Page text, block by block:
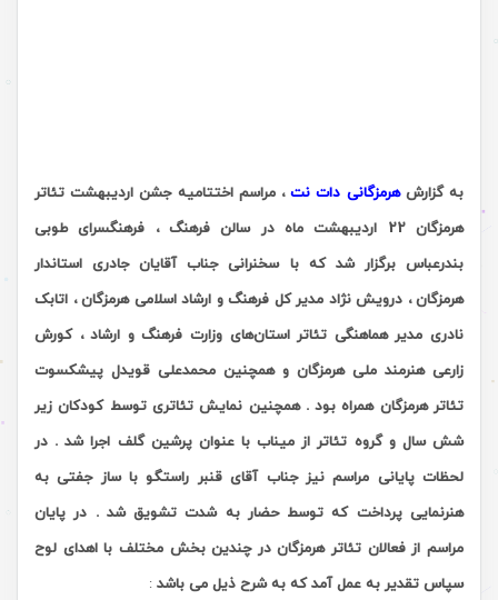
به گزارشهرمزگانی دات نت، مراسم اختتامیه جشن اردیبهشت تئاتر
هرمزگان 22 اردیبهشت ماه در سالن فرهنگ ، فرهنگسرای طوبی
بندرعباس برگزار شد که با سخنرانی جناب آقایان جادری استاندار
هرمزگان ، درویش نژاد مدیر کل فرهنگ و ارشاد اسلامی هرمزگان ، اتابک
نادری مدیر هماهنگی تئاتر استان‌های وزارت فرهنگ و ارشاد ، کورش
زارعی هنرمند ملی هرمزگان و همچنین محمدعلی قویدل پیشکسوت
تئاتر هرمزگان همراه بود . همچنین نمایش تئاتری توسط کودکان زیر
شش سال و گروه تئاتر از میناب با عنوان پرشین گلف اجرا شد . در
لحظات پایانی مراسم نیز جناب آقای قنبر راستگو با ساز جفتی به
هنرنمایی پرداخت که توسط حضار به شدت تشویق شد . در پایان
مراسم از فعالان تئاتر هرمزگان در چندین بخش مختلف با اهدای لوح
سپاس تقدیر به عمل آمد که به شرح ذیل می باشد :